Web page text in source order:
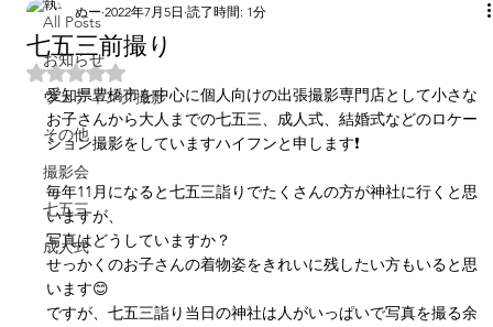
All Posts
お知らせ
ウェディング撮影
その他
撮影会
七五三
成人式
七五三前撮り
ぬー 2022年7月5日 読了時間: 1分
5つ星のうちNaNと評価されています。
愛知県豊橋市を中心に個人向けの出張撮影専門店として小さな
お子さんから大人までの七五三、成人式、結婚式などのロケー
ション撮影をしていますハイフンと申します❗
毎年11月になると七五三詣りでたくさんの方が神社に行くと思
いますが、
写真はどうしていますか？
せっかくのお子さんの着物姿をきれいに残したい方もいると思
います😊
ですが、七五三詣り当日の神社は人がいっぱいで写真を撮る余